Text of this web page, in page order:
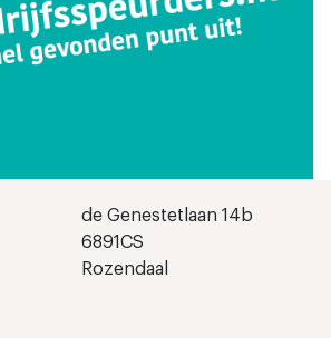
de Genestetlaan 14b
6891CS
Rozendaal